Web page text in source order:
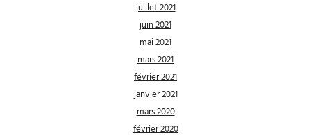
juillet 2021
juin 2021
mai 2021
mars 2021
février 2021
janvier 2021
mars 2020
février 2020